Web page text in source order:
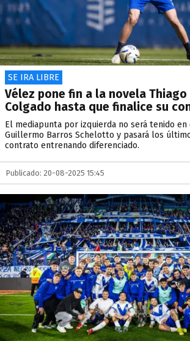
SE IRA LIBRE
Vélez pone fin a la novela Thiago
Colgado hasta que finalice su
El mediapunta por izquierda no será tenido
Guillermo Barros Schelotto y pasará los
contrato entrenando diferenciado.
Publicado: 20-08-2025 15:45